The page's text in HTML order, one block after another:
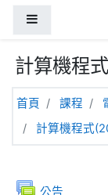
計算機程
首頁 課程
計算機程式
主題大綱
一般公告
討論區